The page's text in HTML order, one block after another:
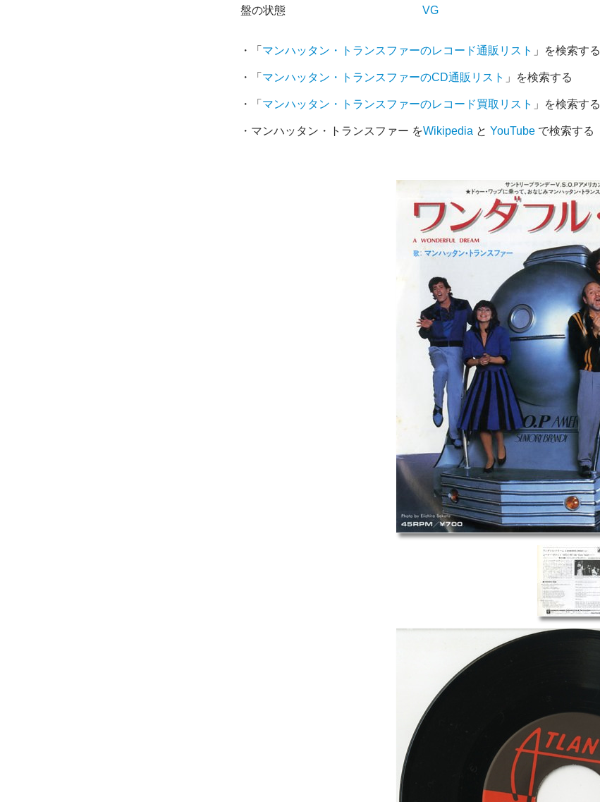
盤の状態
VG
・「 マンハッタン・トランスファーのレコード通販リスト 」を検索する
・「 マンハッタン・トランスファーのCD通販リスト 」を検索する
・「 マンハッタン・トランスファーのレコード買取リスト 」を検索する
・マンハッタン・トランスファー をWikipedia と YouTube で検索する